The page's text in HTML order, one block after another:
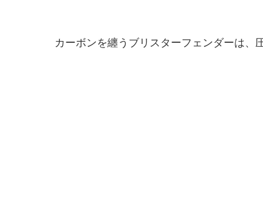
カーボンを纏うブリスターフェンダーは、